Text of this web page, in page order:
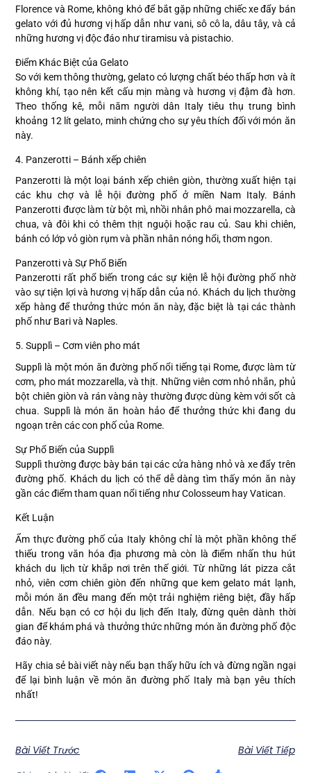
Florence và Rome, không khó để bắt gặp những chiếc xe đẩy bán
gelato với đủ hương vị hấp dẫn như vani, sô cô la, dâu tây, và cả
những hương vị độc đáo như tiramisu và pistachio.
Điểm Khác Biệt của Gelato
So với kem thông thường, gelato có lượng chất béo thấp hơn và ít
không khí, tạo nên kết cấu mịn màng và hương vị đậm đà hơn.
Theo thống kê, mỗi năm người dân Italy tiêu thụ trung bình
khoảng 12 lít gelato, minh chứng cho sự yêu thích đối với món ăn
này.
4. Panzerotti – Bánh xếp chiên
Panzerotti là một loại bánh xếp chiên giòn, thường xuất hiện tại
các khu chợ và lễ hội đường phố ở miền Nam Italy. Bánh
Panzerotti được làm từ bột mì, nhồi nhân phô mai mozzarella, cà
chua, và đôi khi có thêm thịt nguội hoặc rau củ. Sau khi chiên,
bánh có lớp vỏ giòn rụm và phần nhân nóng hổi, thơm ngon.
Panzerotti và Sự Phổ Biến
Panzerotti rất phổ biến trong các sự kiện lễ hội đường phố nhờ
vào sự tiện lợi và hương vị hấp dẫn của nó. Khách du lịch thường
xếp hàng để thưởng thức món ăn này, đặc biệt là tại các thành
phố như Bari và Naples.
5. Supplì – Cơm viên pho mát
Supplì là một món ăn đường phố nổi tiếng tại Rome, được làm từ
cơm, pho mát mozzarella, và thịt. Những viên cơm nhỏ nhắn, phủ
bột chiên giòn và rán vàng này thường được dùng kèm với sốt cà
chua. Supplì là món ăn hoàn hảo để thưởng thức khi đang du
ngoạn trên các con phố của Rome.
Sự Phổ Biến của Supplì
Supplì thường được bày bán tại các cửa hàng nhỏ và xe đẩy trên
đường phố. Khách du lịch có thể dễ dàng tìm thấy món ăn này
gần các điểm tham quan nổi tiếng như Colosseum hay Vatican.
Kết Luận
Ẩm thực đường phố của Italy không chỉ là một phần không thể
thiếu trong văn hóa địa phương mà còn là điểm nhấn thu hút
khách du lịch từ khắp nơi trên thế giới. Từ những lát pizza cắt
nhỏ, viên cơm chiên giòn đến những que kem gelato mát lạnh,
mỗi món ăn đều mang đến một trải nghiệm riêng biệt, đầy hấp
dẫn. Nếu bạn có cơ hội du lịch đến Italy, đừng quên dành thời
gian để khám phá và thưởng thức những món ăn đường phố độc
đáo này.
Hãy chia sẻ bài viết này nếu bạn thấy hữu ích và đừng ngần ngại
để lại bình luận về món ăn đường phố Italy mà bạn yêu thích
nhất!
Bài Viết Trước
Bài Viết Tiếp